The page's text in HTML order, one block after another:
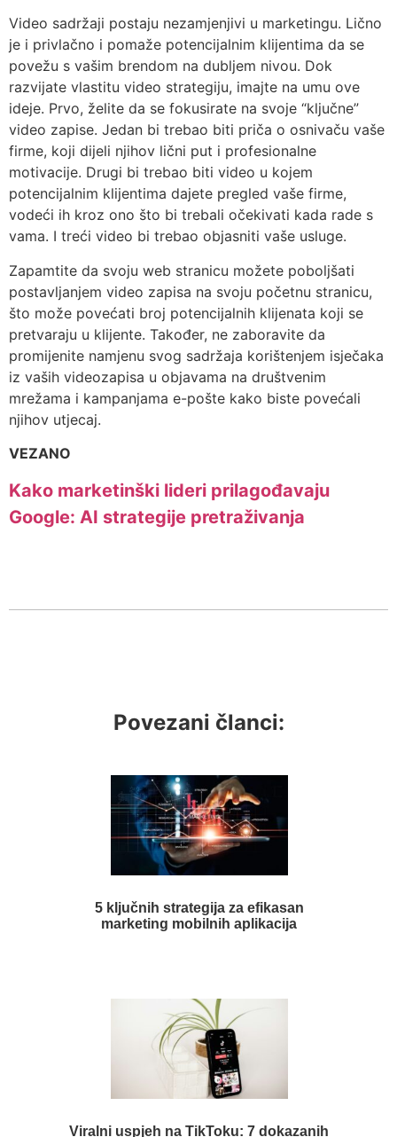
Video sadržaji postaju nezamjenjivi u marketingu. Lično
je i privlačno i pomaže potencijalnim klijentima da se
povežu s vašim brendom na dubljem nivou. Dok
razvijate vlastitu video strategiju, imajte na umu ove
ideje. Prvo, želite da se fokusirate na svoje “ključne”
video zapise. Jedan bi trebao biti priča o osnivaču vaše
firme, koji dijeli njihov lični put i profesionalne
motivacije. Drugi bi trebao biti video u kojem
potencijalnim klijentima dajete pregled vaše firme,
vodeći ih kroz ono što bi trebali očekivati ​​kada rade s
vama. I treći video bi trebao objasniti vaše usluge.
Zapamtite da svoju web stranicu možete poboljšati
postavljanjem video zapisa na svoju početnu stranicu,
što može povećati broj potencijalnih klijenata koji se
pretvaraju u klijente. Također, ne zaboravite da
promijenite namjenu svog sadržaja korištenjem isječaka
iz vaših videozapisa u objavama na društvenim
mrežama i kampanjama e-pošte kako biste povećali
njihov utjecaj.
VEZANO
Kako marketinški lideri prilagođavaju
Google: AI strategije pretraživanja
Povezani članci:
5 ključnih strategija za efikasan
marketing mobilnih aplikacija
Viralni uspjeh na TikToku: 7 dokazanih